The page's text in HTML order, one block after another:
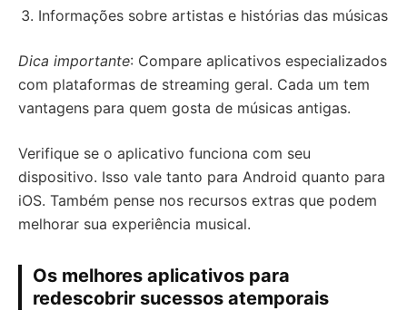
Informações sobre artistas e histórias das músicas
Dica importante: Compare aplicativos especializados
com plataformas de streaming geral. Cada um tem
vantagens para quem gosta de músicas antigas.
Verifique se o aplicativo funciona com seu
dispositivo. Isso vale tanto para Android quanto para
iOS. Também pense nos recursos extras que podem
melhorar sua experiência musical.
Os melhores aplicativos para
redescobrir sucessos atemporais